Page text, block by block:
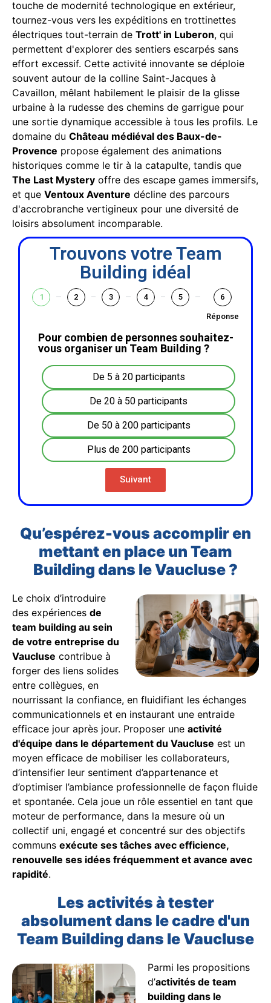
touche de modernité technologique en extérieur,
tournez-vous vers les expéditions en trottinettes
électriques tout-terrain de Trott' in Luberon, qui
permettent d'explorer des sentiers escarpés sans
effort excessif. Cette activité innovante se déploie
souvent autour de la colline Saint-Jacques à
Cavaillon, mêlant habilement le plaisir de la glisse
urbaine à la rudesse des chemins de garrigue pour
une sortie dynamique accessible à tous les profils. Le
domaine du Château médiéval des Baux-de-
Provence propose également des animations
historiques comme le tir à la catapulte, tandis que
The Last Mystery offre des escape games immersifs,
et que Ventoux Aventure décline des parcours
d'accrobranche vertigineux pour une diversité de
loisirs absolument incomparable.
Trouvons votre Team
Building idéal
1 2 3 4 5 6
Réponse
Pour combien de personnes souhaitez-
vous organiser un Team Building ?
De 5 à 20 participants
De 20 à 50 participants
De 50 à 200 participants
Plus de 200 participants
Suivant
Qu’espérez-vous accomplir en
mettant en place un Team
Building dans le Vaucluse ?
Le choix d’introduire
des expériences de
team building au sein
de votre entreprise du
Vaucluse contribue à
forger des liens solides
entre collègues, en
nourrissant la confiance, en fluidifiant les échanges
communicationnels et en instaurant une entraide
efficace jour après jour. Proposer une activité
d'équipe dans le département du Vaucluse est un
moyen efficace de mobiliser les collaborateurs,
d’intensifier leur sentiment d’appartenance et
d’optimiser l’ambiance professionnelle de façon fluide
et spontanée. Cela joue un rôle essentiel en tant que
moteur de performance, dans la mesure où un
collectif uni, engagé et concentré sur des objectifs
communs exécute ses tâches avec efficience,
renouvelle ses idées fréquemment et avance avec
rapidité.
Les activités à tester
absolument dans le cadre d'un
Team Building dans le Vaucluse
Parmi les propositions
d’activités de team
building dans le